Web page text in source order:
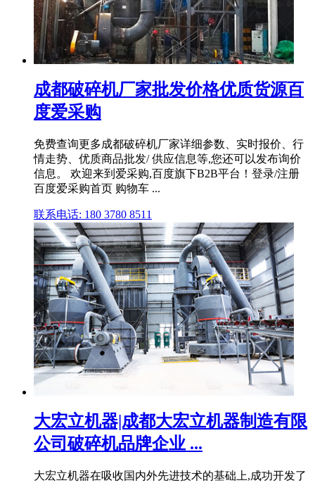
成都破碎机厂家批发价格优质货源百
度爱采购
免费查询更多成都破碎机厂家详细参数、实时报价、行
情走势、优质商品批发/ 供应信息等,您还可以发布询价
信息。 欢迎来到爱采购,百度旗下B2B平台！登录/注册
百度爱采购首页 购物车 ...
联系电话: 180 3780 8511
大宏立机器|成都大宏立机器制造有限
公司破碎机品牌企业 ...
大宏立机器在吸收国内外先进技术的基础上,成功开发了